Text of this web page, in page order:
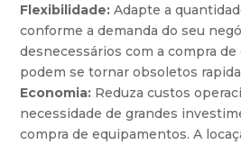
Flexibilidade: Adapte a
conforme a demanda do seu
desnecessários com a compra
podem se tornar obsoletos
Economia: Reduza custos
necessidade de grandes
compra de equipamentos. A